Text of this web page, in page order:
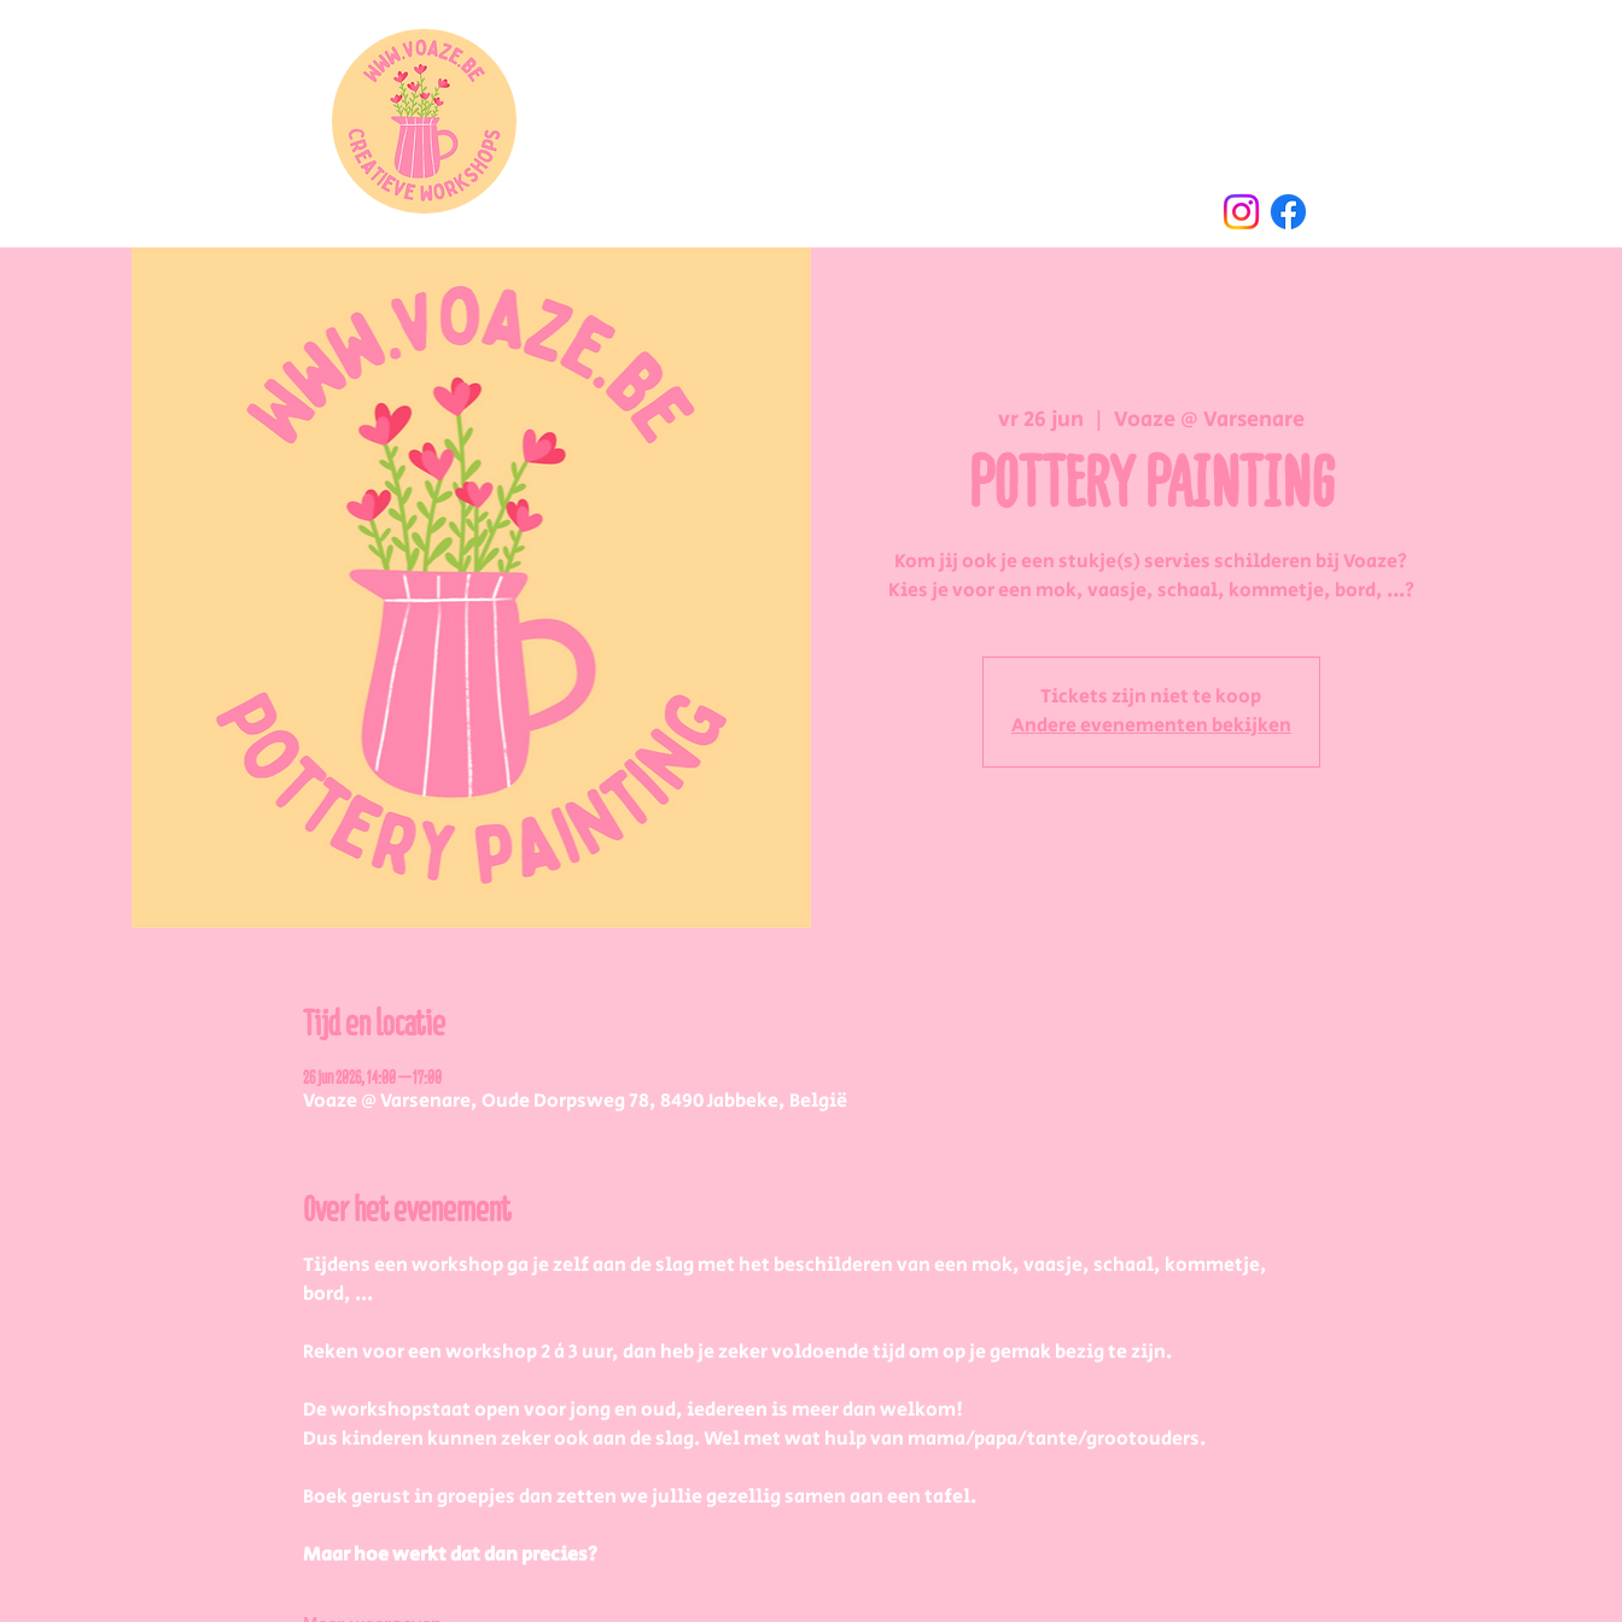
vr 26 jun
  |
Voaze @ Varsenare
POTTERY PAINTING
Kom jij ook je een stukje(s) servies schilderen bij Voaze?
Kies je voor een mok, vaasje, schaal, kommetje, bord, ...?
Tickets zijn niet te koop
Andere evenementen bekijken
Tijd en locatie
26 jun 2026, 14:00 – 17:00
Voaze @ Varsenare, Oude Dorpsweg 78, 8490 Jabbeke, België
Over het evenement
Tijdens een workshop ga je zelf aan de slag met het beschilderen van een mok, vaasje, schaal, kommetje,
bord, ...
Reken voor een workshop 2 à 3 uur, dan heb je zeker voldoende tijd om op je gemak bezig te zijn.
De workshopstaat open voor jong en oud, iedereen is meer dan welkom!
Dus kinderen kunnen zeker ook aan de slag. Wel met wat hulp van mama/papa/tante/grootouders.
Boek gerust in groepjes dan zetten we jullie gezellig samen aan een tafel.
Maar hoe werkt dat dan precies?